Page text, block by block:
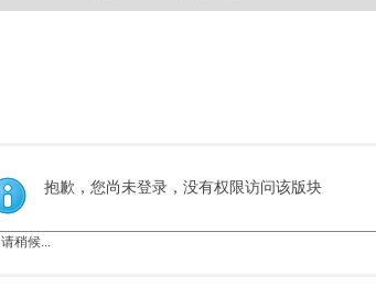
抱歉，您尚未登录，没有权限访问该版块
请稍候...